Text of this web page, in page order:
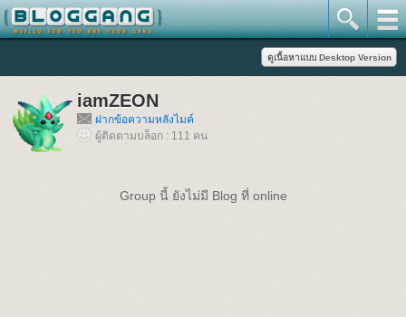
iamZEON
ฝากข้อความหลังไมค์
ผู้ติดตามบล็อก : 111 คน
Group นี้ ยังไม่มี Blog ที่ online